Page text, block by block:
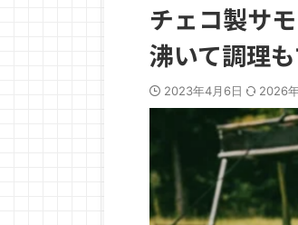
チェコ製サ
沸いて調理
2023年4月6日 2026